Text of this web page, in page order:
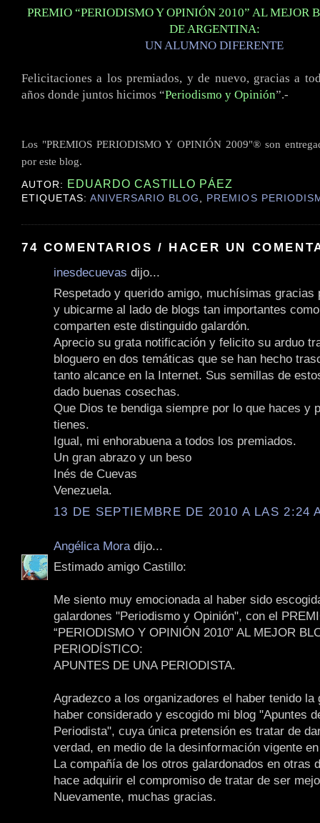
PREMIO “PERIODISMO Y OPINIÓN 2010” AL MEJOR
DE ARGENTINA:
UN ALUMNO DIFERENTE
Felicitaciones a los premiados, y de nuevo, gracias a
años donde juntos hicimos “Periodismo y Opinión”.-
Los "PREMIOS PERIODISMO Y OPINIÓN 2009"® son
por este blog.
AUTOR: EDUARDO CASTILLO PÁEZ
ETIQUETAS:ANIVERSARIO BLOG , PREMIOS
74 COMENTARIOS / HACER UN
inesdecuevas dijo...
Respetado y querido amigo, muchísimas gracias
y ubicarme al lado de blogs tan importantes
comparten este distinguido galardón.
Aprecio su grata notificación y felicito su arduo
bloguero en dos temáticas que se han hecho
tanto alcance en la Internet. Sus semillas de
dado buenas cosechas.
Que Dios te bendiga siempre por lo que haces y
tienes.
Igual, mi enhorabuena a todos los premiados.
Un gran abrazo y un beso
Inés de Cuevas
Venezuela.
13 DE SEPTIEMBRE DE 2010 A LAS 2:24
Angélica Mora dijo...
Estimado amigo Castillo:
Me siento muy emocionada al haber sido
galardones "Periodismo y Opinión", con el
“PERIODISMO Y OPINIÓN 2010” AL MEJOR
PERIODÍSTICO:
APUNTES DE UNA PERIODISTA.
Agradezco a los organizadores el haber tenido la
haber considerado y escogido mi blog "Apuntes
Periodista", cuya única pretensión es tratar de
verdad, en medio de la desinformación vigente
La compañía de los otros galardonados en otras
hace adquirir el compromiso de tratar de ser
Nuevamente, muchas gracias.